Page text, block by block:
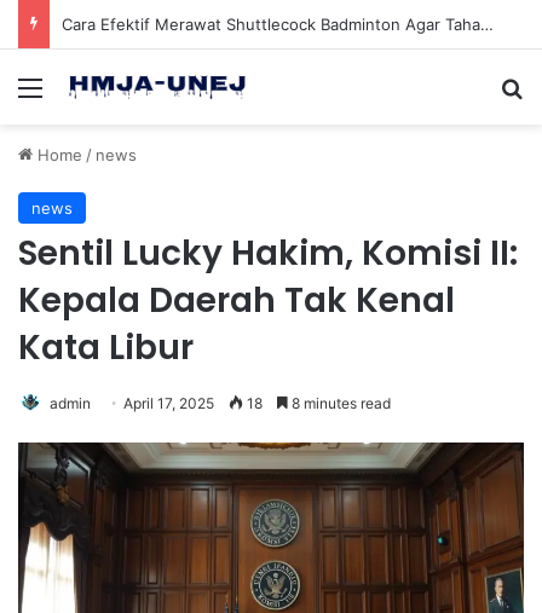
Cara Efektif Merawat Shuttlecock Badminton Agar Tahan Lama Saat Digunakan
Menu
Home / news
news
Sentil Lucky Hakim, Komisi II:
Kepala Daerah Tak Kenal
Kata Libur
admin April 17, 2025 18 8 minutes read